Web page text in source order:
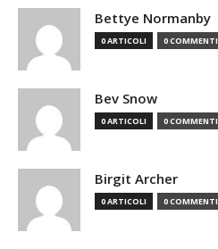
Bettye Normanby
0 ARTICOLI 0 COMMENTI
Bev Snow
0 ARTICOLI 0 COMMENTI
Birgit Archer
0 ARTICOLI 0 COMMENTI